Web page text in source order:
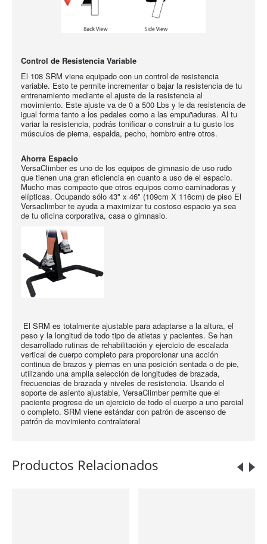
Control de Resistencia Variable
El 108 SRM viene equipado con un control de resistencia
variable. Esto te permite incrementar o bajar la resistencia de tu
entrenamiento mediante el ajuste de la resistencia al
movimiento. Este ajuste va de 0 a 500 Lbs y le da resistencia de
igual forma tanto a los pedales como a las empuñaduras. Al tu
variar la resistencia, podrás tonificar o construir a tu gusto los
músculos de pierna, espalda, pecho, hombro entre otros.
Ahorra Espacio
VersaClimber es uno de los equipos de gimnasio de uso rudo
que tienen una gran eficiencia en cuanto a uso de el espacio.
Mucho mas compacto que otros equipos como caminadoras y
elípticas. Ocupando sólo 43" x 46" (109cm X 116cm) de piso El
Versaclimber te ayuda a maximizar tu costoso espacio ya sea
de tu oficina corporativa, casa o gimnasio.
El SRM es totalmente ajustable para adaptarse a la altura, el
peso y la longitud de todo tipo de atletas y pacientes. Se han
desarrollado rutinas de rehabilitación y ejercicio de escalada
vertical de cuerpo completo para proporcionar una acción
continua de brazos y piernas en una posición sentada o de pie,
utilizando una amplia selección de longitudes de brazada,
frecuencias de brazada y niveles de resistencia. Usando el
soporte de asiento ajustable, VersaClimber permite que el
paciente progrese de un ejercicio de todo el cuerpo a uno parcial
o completo. SRM viene estándar con patrón de ascenso de
patrón de movimiento contralateral
Productos Relacionados